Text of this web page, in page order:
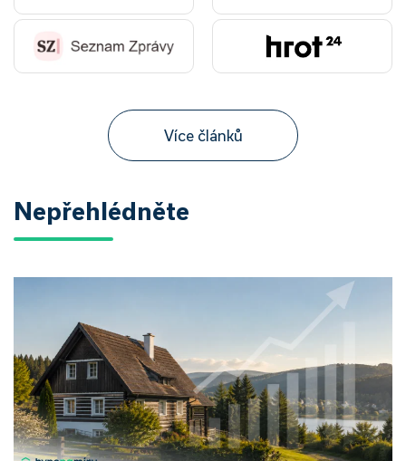
Více článků
Nepřehlédněte